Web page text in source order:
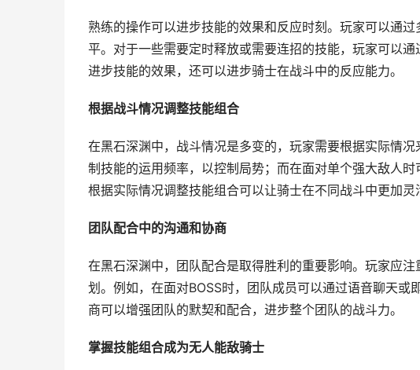
熟练的操作可以进步技能的效果和反应时刻。玩家可以通
平。对于一些需要定时释放或需要连招的技能，玩家可以
进步技能的效果，还可以进步骑士在战斗中的反应能力。
根据战斗情况调整技能组合
在黑石深渊中，战斗情况是多变的，玩家需要根据实际情
制技能的运用频率，以控制局势；而在面对单个强大敌人
根据实际情况调整技能组合可以让骑士在不同战斗中更加灵
团队配合中的沟通和协商
在黑石深渊中，团队配合是取得胜利的重要影响。玩家应
划。例如，在面对BOSS时，团队成员可以通过语音聊天
商可以增强团队的默契和配合，进步整个团队的战斗力。
掌握技能组合成为无人能敌骑士